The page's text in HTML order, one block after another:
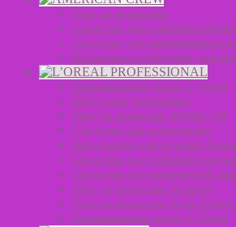
Уход за волосами
Средства для стайлинга
Средства для окрашивания
Косметика и средства для
Окрашивание волос L’Oreal
Hair Color Accessories
Уход за волосами Mythic Oil
Средства для осветления
Продукция для мужчин
Средства для стайлинга
Средства для химической
Уход за волосами Serioxyl
Уход за волосами Serie Expert
Окрашивание волос L’Oreal